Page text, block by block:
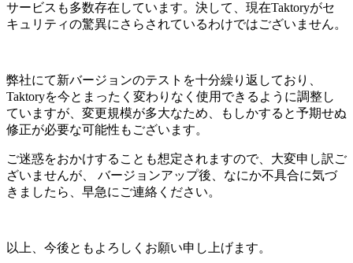
サービスも多数存在しています。決して、現在Taktoryがセ
キュリティの驚異にさらされているわけではございません。
弊社にて新バージョンのテストを十分繰り返しており、
Taktoryを今とまったく変わりなく使用できるように調整し
ていますが、変更規模が多大なため、もしかすると予期せぬ
修正が必要な可能性もございます。
ご迷惑をおかけすることも想定されますので、大変申し訳ご
ざいませんが、 バージョンアップ後、なにか不具合に気づ
きましたら、早急にご連絡ください。
以上、今後ともよろしくお願い申し上げます。